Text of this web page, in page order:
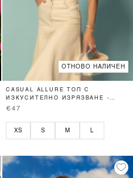
ОТНОВО НАЛИЧЕН
CASUAL ALLURE ТОП С
ИЗКУСИТЕЛНО ИЗРЯЗВАНЕ -
SOFT BEIGE
€47
XS S M L